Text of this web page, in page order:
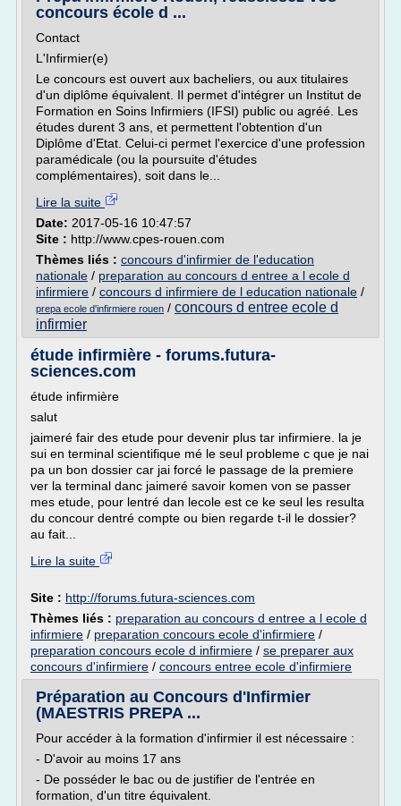
concours école d ...
Contact
L'Infirmier(e)
Le concours est ouvert aux bacheliers, ou aux titulaires
d'un diplôme équivalent. Il permet d'intégrer un Institut de
Formation en Soins Infirmiers (IFSI) public ou agréé. Les
études durent 3 ans, et permettent l'obtention d'un
Diplôme d'Etat. Celui-ci permet l'exercice d'une profession
paramédicale (ou la poursuite d'études
complémentaires), soit dans le...
Lire la suite
Date: 2017-05-16 10:47:57
Site : http://www.cpes-rouen.com
Thèmes liés : concours d'infirmier de l'education
nationale / preparation au concours d entree a l ecole d
infirmiere / concours d infirmiere de l education nationale /
prepa ecole d'infirmiere rouen / concours d entree ecole d
infirmier
étude infirmière - forums.futura-
sciences.com
étude infirmière
salut
jaimeré fair des etude pour devenir plus tar infirmiere. la je
sui en terminal scientifique mé le seul probleme c que je nai
pa un bon dossier car jai forcé le passage de la premiere
ver la terminal danc jaimeré savoir komen von se passer
mes etude, pour lentré dan lecole est ce ke seul les resulta
du concour dentré compte ou bien regarde t-il le dossier?
au fait...
Lire la suite
Site : http://forums.futura-sciences.com
Thèmes liés : preparation au concours d entree a l ecole d
infirmiere / preparation concours ecole d'infirmiere /
preparation concours ecole d infirmiere / se preparer aux
concours d'infirmiere / concours entree ecole d'infirmiere
Préparation au Concours d'Infirmier
(MAESTRIS PREPA ...
Pour accéder à la formation d'infirmier il est nécessaire :
- D'avoir au moins 17 ans
- De posséder le bac ou de justifier de l'entrée en
formation, d'un titre équivalent.